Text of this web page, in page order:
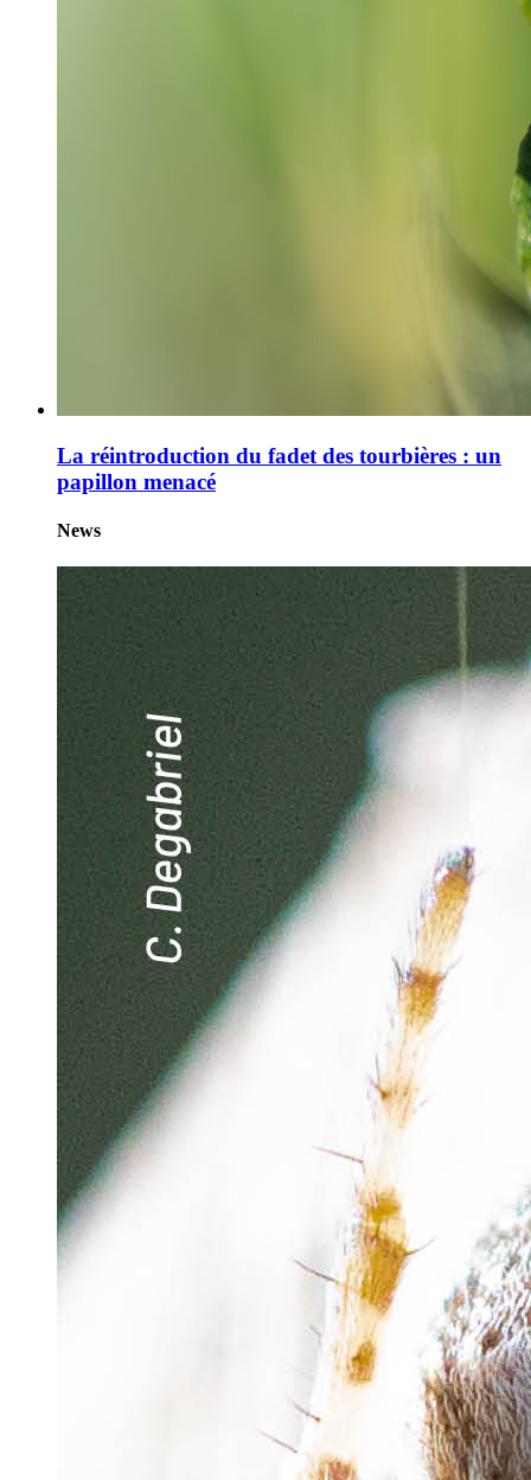
La réintroduction du fadet des tourbières : un
papillon menacé
News